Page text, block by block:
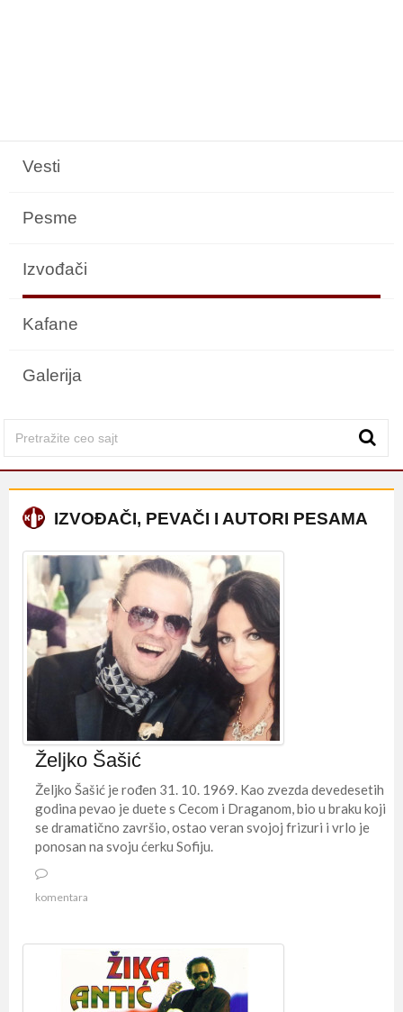
Vesti
Pesme
Izvođači
Kafane
Galerija
IZVOĐAČI, PEVAČI I AUTORI PESAMA
Željko Šašić
Željko Šašić je rođen 31. 10. 1969. Kao zvezda devedesetih
godina pevao je duete s Cecom i Draganom, bio u braku koji
se dramatično završio, ostao veran svojoj frizuri i vrlo je
ponosan na svoju ćerku Sofiju.
komentara